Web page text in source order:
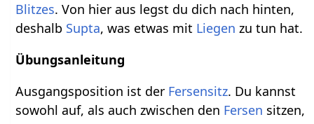
Blitzes. Von hier aus legst du dich nach hinten,
deshalb Supta, was etwas mit Liegen zu tun hat.
Übungsanleitung
Ausgangsposition ist der Fersensitz. Du kannst
sowohl auf, als auch zwischen den Fersen sitzen,